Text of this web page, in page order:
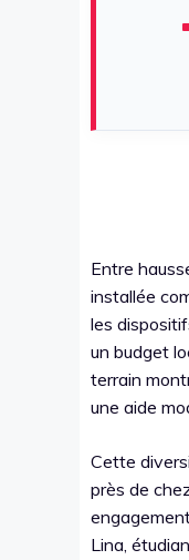
Entre
installée
les
un budget
terrain
une aide
Cette
près de
Lina,